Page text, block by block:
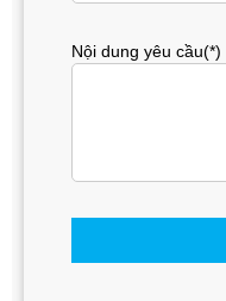
Nội dung yêu cầu(*)